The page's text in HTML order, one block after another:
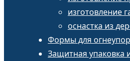
изготовление
оснастка из
Формы для
Защитная упаковка